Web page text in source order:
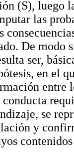
(S), luego
las
De
ser,
en el
entre
se
y